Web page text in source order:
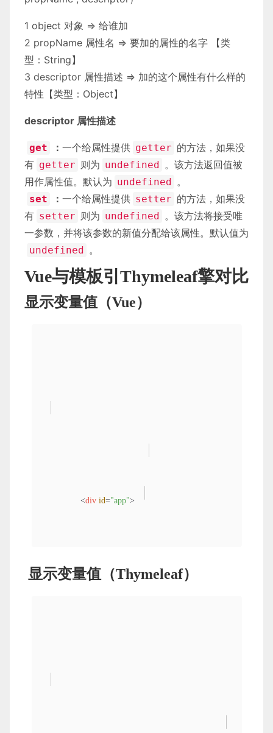
1 object 对象 => 给谁加
2 propName 属性名 => 要加的属性的名字 【类
型：String】
3 descriptor 属性描述 => 加的这个属性有什么样的
特性【类型：Object】
descriptor 属性描述
get ： 一个给属性提供 getter 的方法，如果没
有 getter 则为 undefined 。该方法返回值被
用作属性值。默认为 undefined 。
set ： 一个给属性提供 setter 的方法，如果没
有 setter 则为 undefined 。该方法将接受唯
一参数，并将该参数的新值分配给该属性。默认值为
undefined 。
Vue与模板引Thymeleaf擎对比
显示变量值（Vue）
<div id="app">
显示变量值（Thymeleaf）